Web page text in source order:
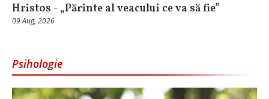
Hristos - „Părinte al veacului ce va să fie”
09 Aug, 2026
Psihologie